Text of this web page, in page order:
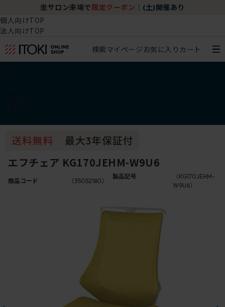
坐サロン来場で 限定クーポン (土)開催あり
個人向けTOP
法人向けTOP
検索マイページ お気に入り カート
エフチェア KG170JEHM-W9U6
商品コード （35052180）
製品記号
（KG170JEHM-
W9U6）